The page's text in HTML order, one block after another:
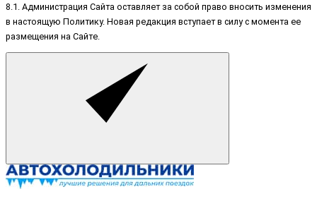
8.1. Администрация Сайта оставляет за собой право вносить изменения
в настоящую Политику. Новая редакция вступает в силу с момента ее
размещения на Сайте.